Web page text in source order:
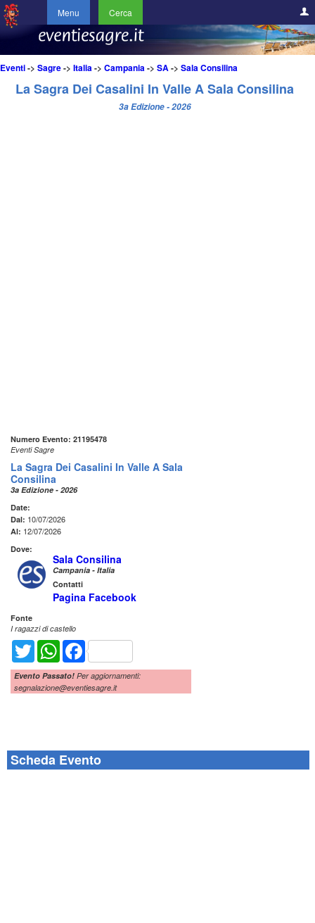
Menu Cerca
Eventi-> Sagre-> Italia-> Campania-> SA-> Sala Consilina
La Sagra Dei Casalini In Valle A Sala Consilina
3a Edizione - 2026
Numero Evento: 21195478
Eventi Sagre
La Sagra Dei Casalini In Valle A Sala
Consilina
3a Edizione - 2026
Date:
Dal: 10/07/2026
Al: 12/07/2026
Dove:
Sala Consilina
Campania - Italia
Contatti
Pagina Facebook
Fonte
I ragazzi di castello
Twitter WhatsAppFacebook
Evento Passato! Per aggiornamenti:
segnalazione@eventiesagre.it
Scheda Evento